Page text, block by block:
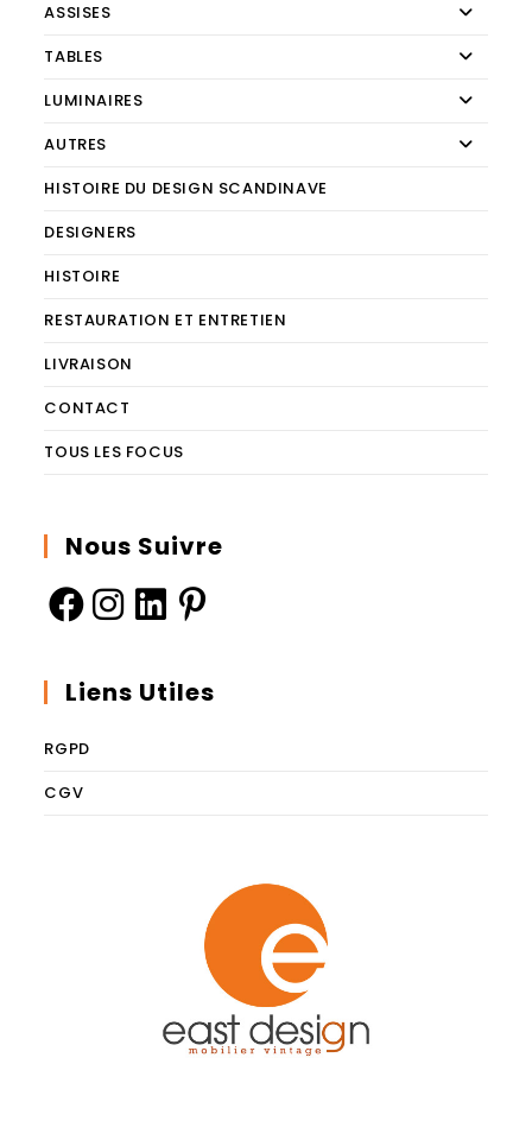
ASSISES
TABLES
LUMINAIRES
AUTRES
HISTOIRE DU DESIGN SCANDINAVE
DESIGNERS
HISTOIRE
RESTAURATION ET ENTRETIEN
LIVRAISON
CONTACT
TOUS LES FOCUS
Nous Suivre
Liens Utiles
RGPD
CGV